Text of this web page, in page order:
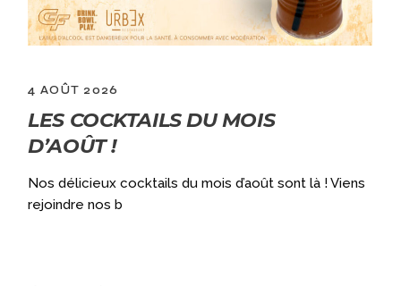
4 AOÛT 2026
LES COCKTAILS DU MOIS
D’AOÛT !
Nos délicieux cocktails du mois d’août sont là ! Viens
rejoindre nos b